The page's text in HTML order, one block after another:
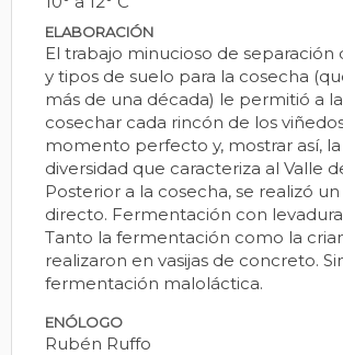
ELABORACIÓN
El trabajo minucioso de separación
y tipos de suelo para la cosecha
más de una década) le permitió a
cosechar cada rincón de los
momento perfecto y, mostrar así, la
diversidad que caracteriza al Valle
Posterior a la cosecha, se realizó
directo. Fermentación con
Tanto la fermentación como la
realizaron en vasijas de concreto.
fermentación maloláctica.
ENÓLOGO
Rubén Ruffo